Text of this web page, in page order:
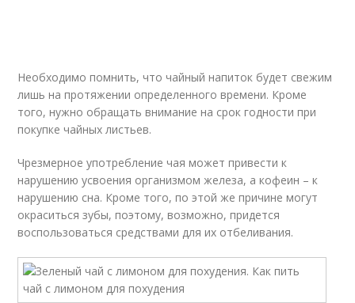
Необходимо помнить, что чайный напиток будет свежим
лишь на протяжении определенного времени. Кроме
того, нужно обращать внимание на срок годности при
покупке чайных листьев.
Чрезмерное употребление чая может привести к
нарушению усвоения организмом железа, а кофеин – к
нарушению сна. Кроме того, по этой же причине могут
окраситься зубы, поэтому, возможно, придется
воспользоваться средствами для их отбеливания.